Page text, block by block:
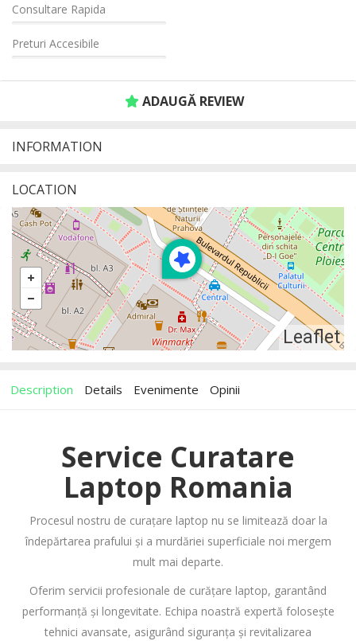
Consultare Rapida
Preturi Accesibile
ADAUGĂ REVIEW
INFORMATION
LOCATION
Leaflet
Description Details Evenimente Opinii
Service Curatare
Laptop Romania
Procesul nostru de curațare laptop nu se limitează doar la
îndepărtarea prafului și a murdăriei superficiale noi mergem
mult mai departe.
Oferim servicii profesionale de curățare laptop, garantând
performanță și longevitate. Echipa noastră expertă folosește
tehnici avansate, asigurând siguranța și revitalizarea